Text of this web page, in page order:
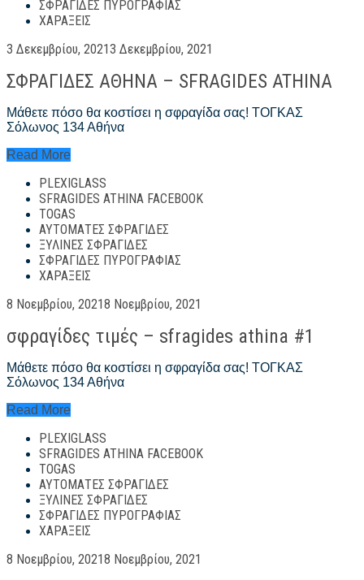
ΣΦΡΑΓΊΔΕΣ ΠΥΡΟΓΡΑΦΊΑΣ
ΧΑΡΆΞΕΙΣ
Posted
3 Δεκεμβρίου, 20213 Δεκεμβρίου, 2021
ΣΦΡΑΓΙΔΕΣ ΑΘΗΝΑ – SFRAGIDES ATHINA
Μάθετε πόσο θα κοστίσει η σφραγίδα σας! ΤΟΓΚΑΣ
Σόλωνος 134 Αθήνα
ΣΦΡΑΓΙΔΕΣ
SFRAGIDES
ATHINA
Read More
PLEXIGLASS
SFRAGIDES ATHINA FACEBOOK
TOGAS
ΑΥΤΌΜΑΤΕΣ ΣΦΡΑΓΊΔΕΣ
ΞΎΛΙΝΕΣ ΣΦΡΑΓΊΔΕΣ
ΣΦΡΑΓΊΔΕΣ ΠΥΡΟΓΡΑΦΊΑΣ
ΧΑΡΆΞΕΙΣ
Posted
8 Νοεμβρίου, 20218 Νοεμβρίου, 2021
σφραγίδες τιμές – sfragides athina #1
Μάθετε πόσο θα κοστίσει η σφραγίδα σας! ΤΟΓΚΑΣ
Σόλωνος 134 Αθήνα
σφραγίδες
sfragides
athina
Read More
PLEXIGLASS
SFRAGIDES ATHINA FACEBOOK
TOGAS
ΑΥΤΌΜΑΤΕΣ ΣΦΡΑΓΊΔΕΣ
ΞΎΛΙΝΕΣ ΣΦΡΑΓΊΔΕΣ
ΣΦΡΑΓΊΔΕΣ ΠΥΡΟΓΡΑΦΊΑΣ
ΧΑΡΆΞΕΙΣ
Posted
8 Νοεμβρίου, 20218 Νοεμβρίου, 2021